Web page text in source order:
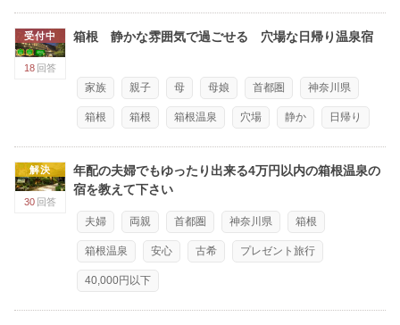
受付中
18 回答
箱根 静かな雰囲気で過ごせる 穴場な日帰り温泉宿
家族 親子 母 母娘 首都圏 神奈川県
箱根 箱根 箱根温泉 穴場 静か 日帰り
解決
30 回答
年配の夫婦でもゆったり出来る4万円以内の箱根温泉の
宿を教えて下さい
夫婦 両親 首都圏 神奈川県 箱根
箱根温泉 安心 古希 プレゼント旅行
40,000円以下